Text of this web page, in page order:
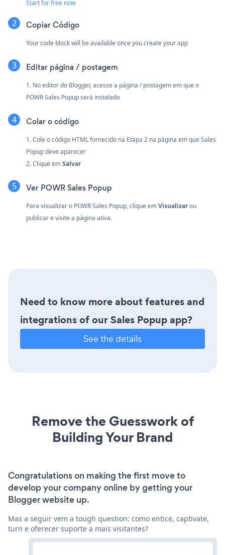
Start for free now
Copiar Código
Your code block will be available once you create your app
Editar página / postagem
1. No editor do Blogger, acesse a página / postagem em que o
POWR Sales Popup será instalado
Colar o código
1. Cole o código HTML fornecido na Etapa 2 na página em que Sales
Popup deve aparecer
2. Clique emSalvar
Ver POWR Sales Popup
Para visualizar o POWR Sales Popup, clique emVisualizarou
publicar e visite a página ativa.
Need to know more about features and
integrations of our Sales Popup app?
See the details
Remove the Guesswork of
Building Your Brand
Congratulations on making the first move to
develop your company online by getting your
Blogger website up.
Mas a seguir vem a tough question: como entice, captivate,
turn e oferecer suporte a mais visitantes?